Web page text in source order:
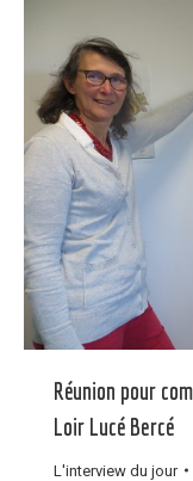
Réunion pour
Loir Lucé Bercé
L'interview du jour